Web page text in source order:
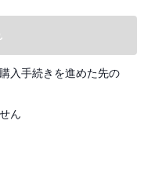
入手続きを進めた先の
ん